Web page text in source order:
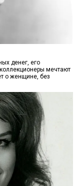
денег, его
мечтают
о женщине, без